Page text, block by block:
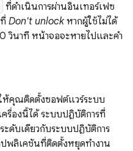
ที่ดำเนินการผ่านอินเทอร์เฟซ
Don't unlockหากผู้ใช้ไม่ได้
วินาที หน้าจอจะหายไปและคำ
ห้คุณติดตั้งซอฟต์แวร์ระบบ
รื่องนี้ได้ ระบบปฏิบัติการที่
ะดับเดียวกับระบบปฏิบัติการ
พลิเคชันที่ติดตั้งหยุดทำงาน